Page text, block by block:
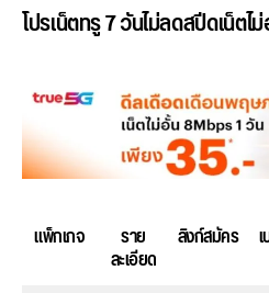
โปรเน็ตทรู 7 วันไม่ลดสปีดเน็ต
แพ็กเกจ ราย
ละเอียด
ลิงก์สมัคร